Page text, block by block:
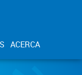
ACERCA